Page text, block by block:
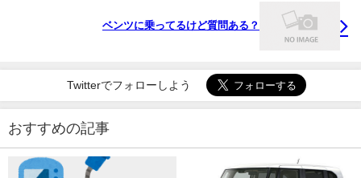
ベンツに乗ってるけど質問ある？
Twitterでフォローしよう
おすすめの記事